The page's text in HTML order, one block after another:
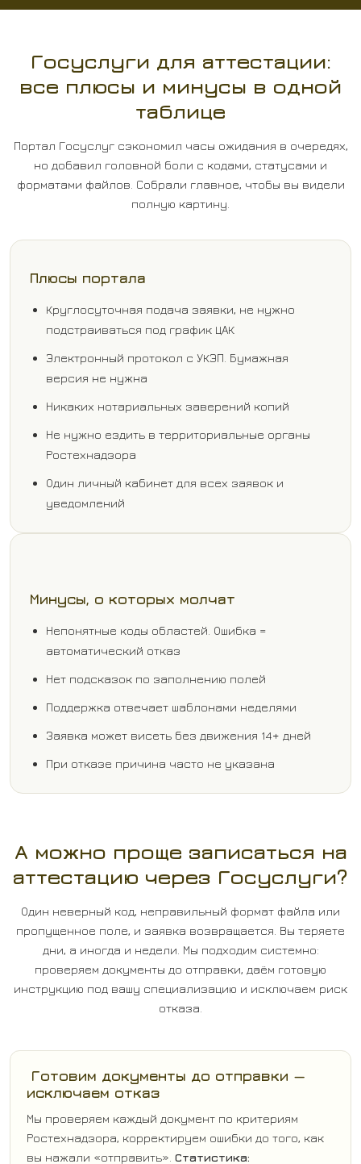
Госуслуги для аттестации:
все плюсы и минусы в одной
таблице
Портал Госуслуг сэкономил часы ожидания в очередях,
но добавил головной боли с кодами, статусами и
форматами файлов. Собрали главное, чтобы вы видели
полную картину.
Плюсы портала
Круглосуточная подача заявки, не нужно
подстраиваться под график ЦАК
Электронный протокол с УКЭП. Бумажная
версия не нужна
Никаких нотариальных заверений копий
Не нужно ездить в территориальные органы
Ростехнадзора
Один личный кабинет для всех заявок и
уведомлений
Минусы, о которых молчат
Непонятные коды областей. Ошибка =
автоматический отказ
Нет подсказок по заполнению полей
Поддержка отвечает шаблонами неделями
Заявка может висеть без движения 14+ дней
При отказе причина часто не указана
А можно проще записаться на
аттестацию через Госуслуги?
Один неверный код, неправильный формат файла или
пропущенное поле, и заявка возвращается. Вы теряете
дни, а иногда и недели. Мы подходим системно:
проверяем документы до отправки, даём готовую
инструкцию под вашу специализацию и исключаем риск
отказа.
️ Готовим документы до отправки —
исключаем отказ
Мы проверяем каждый документ по критериям
Ростехнадзора, корректируем ошибки до того, как
вы нажали «отправить». Статистика: